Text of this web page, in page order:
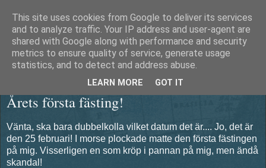
Äventyrshunden Diesel
Årets första fästing!
Vänta, ska bara dubbelkolla vilket datum det är.... Jo, det är
den 25 februari! I morse plockade matte den första fästingen
på mig. Visserligen en som kröp i pannan på mig, men ändå
skandal!
This site uses cookies from Google to deliver its services
and to analyze traffic. Your IP address and user-agent are
shared with Google along with performance and security
metrics to ensure quality of service, generate usage
statistics, and to detect and address abuse.
LEARN MORE GOT IT